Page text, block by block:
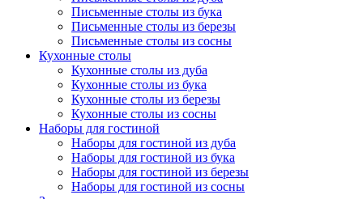
Письменные столы из бука
Письменные столы из березы
Письменные столы из сосны
Кухонные столы
Кухонные столы из дуба
Кухонные столы из бука
Кухонные столы из березы
Кухонные столы из сосны
Наборы для гостиной
Наборы для гостиной из дуба
Наборы для гостиной из бука
Наборы для гостиной из березы
Наборы для гостиной из сосны